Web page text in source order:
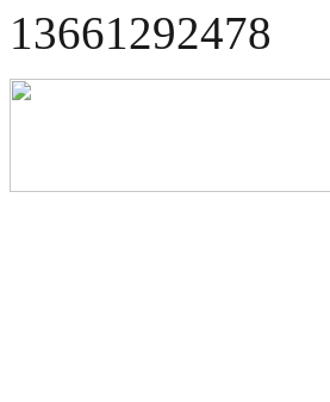
13661292478